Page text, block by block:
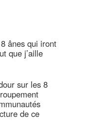
ânes qui iront
que j’aille
sur les 8
de ce